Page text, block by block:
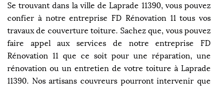
Se trouvant dans la ville de Laprade 11390, vous pouvez
confier à notre entreprise FD Rénovation 11 tous vos
travaux de couverture toiture. Sachez que, vous pouvez
faire appel aux services de notre entreprise FD
Rénovation 11 que ce soit pour une réparation, une
rénovation ou un entretien de votre toiture à Laprade
11390. Nos artisans couvreurs pourront intervenir que